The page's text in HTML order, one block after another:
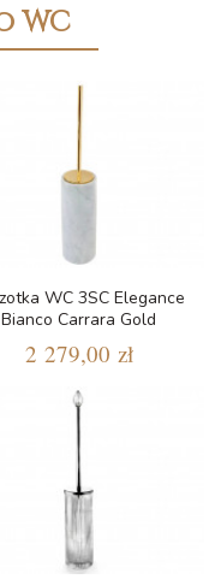
WC
WC 3SC Elegance
Bianco Carrara Gold
2 279,00 zł